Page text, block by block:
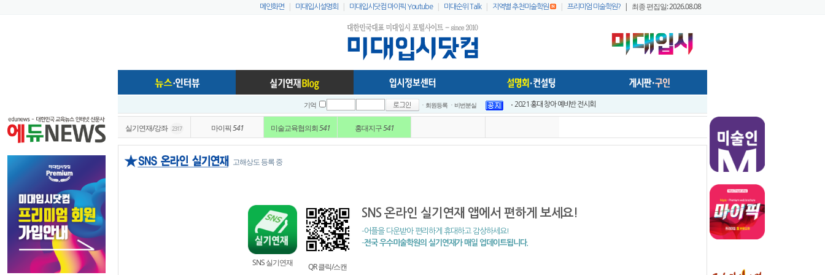
메인화면 | 미대입시설명회 | 미대입시닷컴 마이픽 Youtube | 미대순위 Talk | 지역별 추천미술학원 | 프리미엄 미술학원? | 최종 편집일: 2026.08.08
기억 ㆍ회원등록 ㆍ비번분실
2021 홍대 창아 예비반 전시회
이지링팔레트 - 미술학원,실기대회장, 작업실 등의 공간에서 효율적으로 사용가능하게..
2021 홍대앞 입시미술 실기대전 A+ 우수작 발표 - 홍대지구 입시미술학원연합회
2021 홍대앞 입시미술 실기대전 입시반 예비반 주제발표 - 홍대지구 입시미술학원연합..
2021 전국입시미술 실기대전 - 전국 연합시험 교수평가 현장 짧은 영상 보기 - 순차적..
2021 전국입시미술실기대전 [입시반, 예비반 주제 발표] -전국연합시험 미술교육협의회..
미대입시닷컴 프리미엄 회원 가이드1 - 포스팅 원고
실기연재/강좌 2317 마이픽541 미술교육협의회541 홍대지구541
고해상도 등록 중
SNS 실기연재 QR 클릭/스캔
SNS 온라인 실기연재 앱에서 편하게 보세요!
-어플을 다운받아 편리하게 휴대하고 감상하세요!
-전국 우수미술학원의 실기연재가 매일 업데이트됩니다.